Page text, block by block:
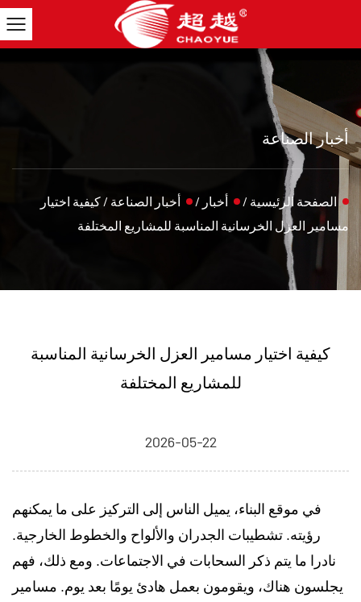
أخبار الصناعة
الصفحة الرئيسية / أخبار / أخبار الصناعة / كيفية اختيار
مسامير العزل الخرسانية المناسبة للمشاريع المختلفة
كيفية اختيار مسامير العزل الخرسانية المناسبة
للمشاريع المختلفة
2026-05-22
في موقع البناء، يميل الناس إلى التركيز على ما يمكنهم
رؤيته. تشطيبات الجدران والألواح والخطوط الخارجية.
نادرا ما يتم ذكر السحابات في الاجتماعات. ومع ذلك، فهم
يجلسون هناك، ويقومون بعمل هادئ يومًا بعد يوم. مسامير